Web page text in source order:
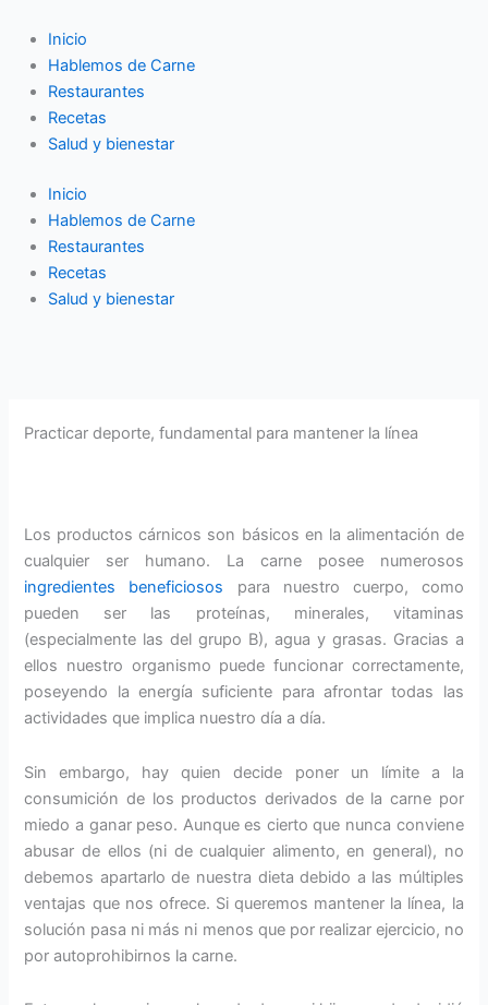
contenido
Inicio
Hablemos de Carne
Restaurantes
Recetas
Salud y bienestar
Inicio
Hablemos de Carne
Restaurantes
Recetas
Salud y bienestar
Practicar deporte, fundamental para mantener la línea
Los productos cárnicos son básicos en la alimentación de
cualquier ser humano. La carne posee numerosos
ingredientes beneficiosos para nuestro cuerpo, como
pueden ser las proteínas, minerales, vitaminas
(especialmente las del grupo B), agua y grasas. Gracias a
ellos nuestro organismo puede funcionar correctamente,
poseyendo la energía suficiente para afrontar todas las
actividades que implica nuestro día a día.
Sin embargo, hay quien decide poner un límite a la
consumición de los productos derivados de la carne por
miedo a ganar peso. Aunque es cierto que nunca conviene
abusar de ellos (ni de cualquier alimento, en general), no
debemos apartarlo de nuestra dieta debido a las múltiples
ventajas que nos ofrece. Si queremos mantener la línea, la
solución pasa ni más ni menos que por realizar ejercicio, no
por autoprohibirnos la carne.